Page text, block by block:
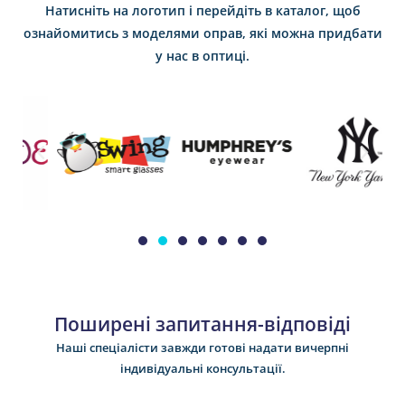
Натисніть на логотип і перейдіть в каталог, щоб
ознайомитись з моделями оправ, які можна придбати
у нас в оптиці.
Поширені запитання-відповіді
Наші спеціалісти завжди готові надати вичерпні
індивідуальні консультації.